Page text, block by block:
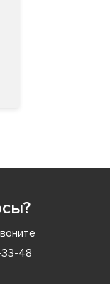
48